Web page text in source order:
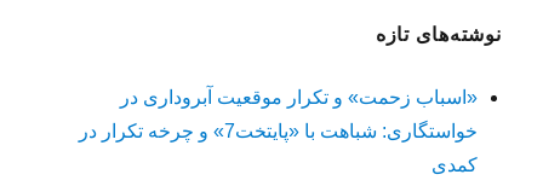
نوشته‌های تازه
«اسباب زحمت» و تکرار موقعیت آبروداری در
خواستگاری: شباهت با «پایتخت7» و چرخه تکرار در
کمدی